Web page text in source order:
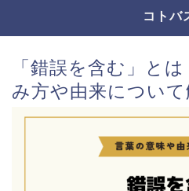
コトバ
「錯誤を含む」と
み方や由来について